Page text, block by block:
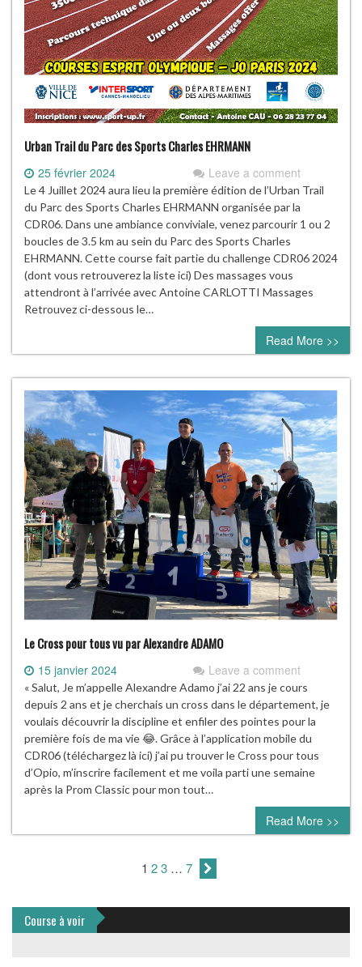
Urban Trail du Parc des Sports Charles EHRMANN
25 février 2024 Leave a comment
Le 4 Juillet 2024 aura lieu la première édition de l’Urban Trail
du Parc des Sports Charles EHRMANN organisée par la
CDR06. Dans une ambiance conviviale, venez parcourir 1 ou 2
boucles de 3.5 km au sein du Parc des Sports Charles
EHRMANN. Cette course fait partie du challenge CDR06 2024
(dont vous retrouverez la liste ici) Des massages vous
attendront à l’arrivée avec Antoine CARLOTTI Massages
Retrouvez ci-dessous le…
Read More >>
Le Cross pour tous vu par Alexandre ADAMO
15 janvier 2024 Leave a comment
« Salut, Je m’appelle Alexandre Adamo j’ai 22 ans je cours
depuis 2 ans et je cherchais un cross dans le département, je
voulais découvrir la discipline et enfiler des pointes pour la
première fois de ma vie 😂. Grâce à l’application mobile du
CDR06 (téléchargez là ici) j’ai pu trouver le Cross pour tous
d’Opio, m’inscrire facilement et me voila parti une semaine
après la Prom Classic pour mon tout…
Read More >>
1 23 … 7
Course à voir